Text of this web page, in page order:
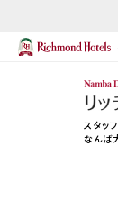
スタッ
なんば